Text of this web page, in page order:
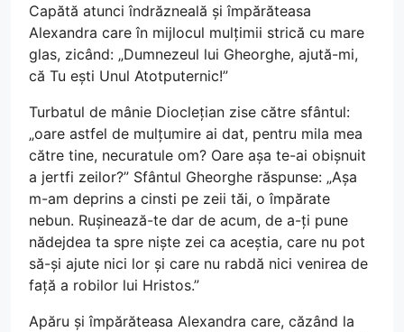
Capătă atunci îndrăzneală și împărăteasa
Alexandra care în mijlocul mulțimii strică cu mare
glas, zicând: „Dumnezeul lui Gheorghe, ajută-mi,
că Tu ești Unul Atotputernic!”
Turbatul de mânie Dioclețian zise către sfântul:
„oare astfel de mulțumire ai dat, pentru mila mea
către tine, necuratule om? Oare așa te-ai obișnuit
a jertfi zeilor?” Sfântul Gheorghe răspunse: „Așa
m-am deprins a cinsti pe zeii tăi, o împărate
nebun. Rușinează-te dar de acum, de a-ți pune
nădejdea ta spre niște zei ca aceștia, care nu pot
să-și ajute nici lor și care nu rabdă nici venirea de
față a robilor lui Hristos.”
Apăru și împărăteasa Alexandra care, căzând la